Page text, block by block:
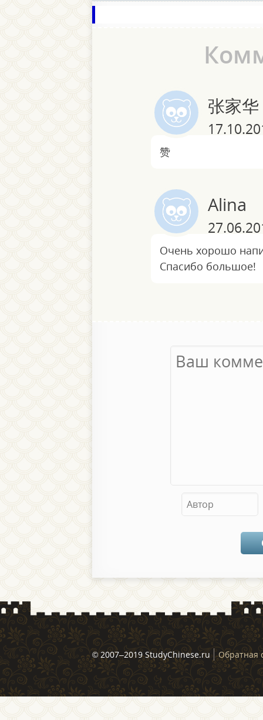
张家华
赞
Alina
Очень хорошо
Спасибо большое!
© 2007–2019 StudyChinese.ru Обратная